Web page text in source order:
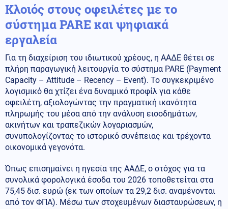
Κλοιός στους οφειλέτες με το
σύστημα PARE και ψηφιακά
εργαλεία
Για τη διαχείριση του ιδιωτικού χρέους, η ΑΑΔΕ θέτει σε
πλήρη παραγωγική λειτουργία το σύστημα PARE (Payment
Capacity – Attitude – Recency – Event). Το συγκεκριμένο
λογισμικό θα χτίζει ένα δυναμικό προφίλ για κάθε
οφειλέτη, αξιολογώντας την πραγματική ικανότητα
πληρωμής του μέσα από την ανάλυση εισοδημάτων,
ακινήτων και τραπεζικών λογαριασμών,
συνυπολογίζοντας το ιστορικό συνέπειας και τρέχοντα
οικονομικά γεγονότα.
Όπως επισημαίνει η ηγεσία της ΑΑΔΕ, ο στόχος για τα
συνολικά φορολογικά έσοδα του 2026 τοποθετείται στα
75,45 δισ. ευρώ (εκ των οποίων τα 29,2 δισ. αναμένονται
από τον ΦΠΑ). Μέσω των στοχευμένων διασταυρώσεων, η